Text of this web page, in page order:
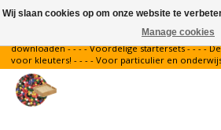
Gratis verzending binnen Nederland - - - -
downloaden - - - - Voordelige startersets - - - -
voor kleuters! - - - - Voor particulier en
Wij slaan cookies op om onze website te
Manage cookies